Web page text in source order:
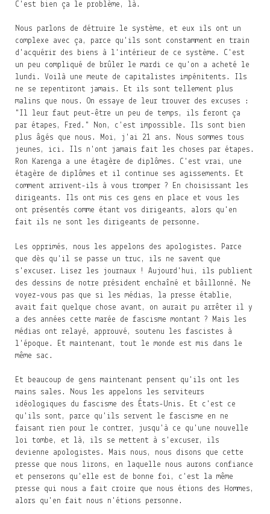
C'est bien ça le problème, là.
Nous parlons de détruire le système, et eux ils ont un
complexe avec ça, parce qu'ils sont constamment en train
d'acquérir des biens à l'intérieur de ce système. C'est
un peu compliqué de brûler le mardi ce qu'on a acheté le
lundi. Voilà une meute de capitalistes impénitents. Ils
ne se repentiront jamais. Et ils sont tellement plus
malins que nous. On essaye de leur trouver des excuses :
"Il leur faut peut-être un peu de temps, ils feront ça
par étapes, Fred." Non, c'est impossible. Ils sont bien
plus âgés que nous. Moi, j'ai 21 ans. Nous sommes tous
jeunes, ici. Ils n'ont jamais fait les choses par étapes.
Ron Karenga a une étagère de diplômes. C'est vrai, une
étagère de diplômes et il continue ses agissements. Et
comment arrivent-ils à vous tromper ? En choisissant les
dirigeants. Ils ont mis ces gens en place et vous les
ont présentés comme étant vos dirigeants, alors qu'en
fait ils ne sont les dirigeants de personne.
Les opprimés, nous les appelons des apologistes. Parce
que dès qu'il se passe un truc, ils ne savent que
s'excuser. Lisez les journaux ! Aujourd'hui, ils publient
des dessins de notre président enchaîné et bâillonné. Ne
voyez-vous pas que si les médias, la presse établie,
avait fait quelque chose avant, on aurait pu arrêter il y
a des années cette marée de fascisme montant ? Mais les
médias ont relayé, approuvé, soutenu les fascistes à
l'époque. Et maintenant, tout le monde est mis dans le
même sac.
Et beaucoup de gens maintenant pensent qu'ils ont les
mains sales. Nous les appelons les serviteurs
idéologiques du fascisme des États-Unis. Et c'est ce
qu'ils sont, parce qu'ils servent le fascisme en ne
faisant rien pour le contrer, jusqu'à ce qu'une nouvelle
loi tombe, et là, ils se mettent à s'excuser, ils
devienne apologistes. Mais nous, nous disons que cette
presse que nous lirons, en laquelle nous aurons confiance
et penserons qu'elle est de bonne foi, c'est la même
presse qui nous a fait croire que nous étions des Hommes,
alors qu'en fait nous n'étions personne.